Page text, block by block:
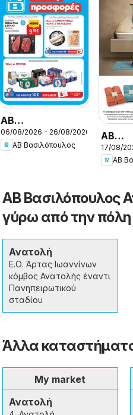
ΑΒ
Βασιλόπουλος -
Προσφορές vol.2
06/08/2026 - 26/08/2026
ΑΒ Βασιλόπουλος
ΑΒ
17/08/
ΑΒ
ΑΒ Βασιλόπουλος
γύρω από την πόλη
Ανατολή
Ε.Ο. Άρτας Ιωαννίνων
κόμβος Ανατολής έναντι
Πανηπειρωτικού
σταδίου
Άλλα
My market
Ανατολή